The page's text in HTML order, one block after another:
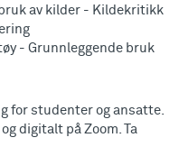
av kilder - Kildekritikk
- Grunnleggende bruk
for studenter og ansatte.
digitalt på Zoom. Ta